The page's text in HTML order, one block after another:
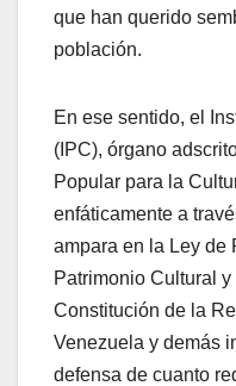
que han querido
población.
En ese sentido, el
(IPC), órgano
Popular para la
enfáticamente a
ampara en la Ley de
Patrimonio Cultural
Constitución de la
Venezuela y demás
defensa de cuanto